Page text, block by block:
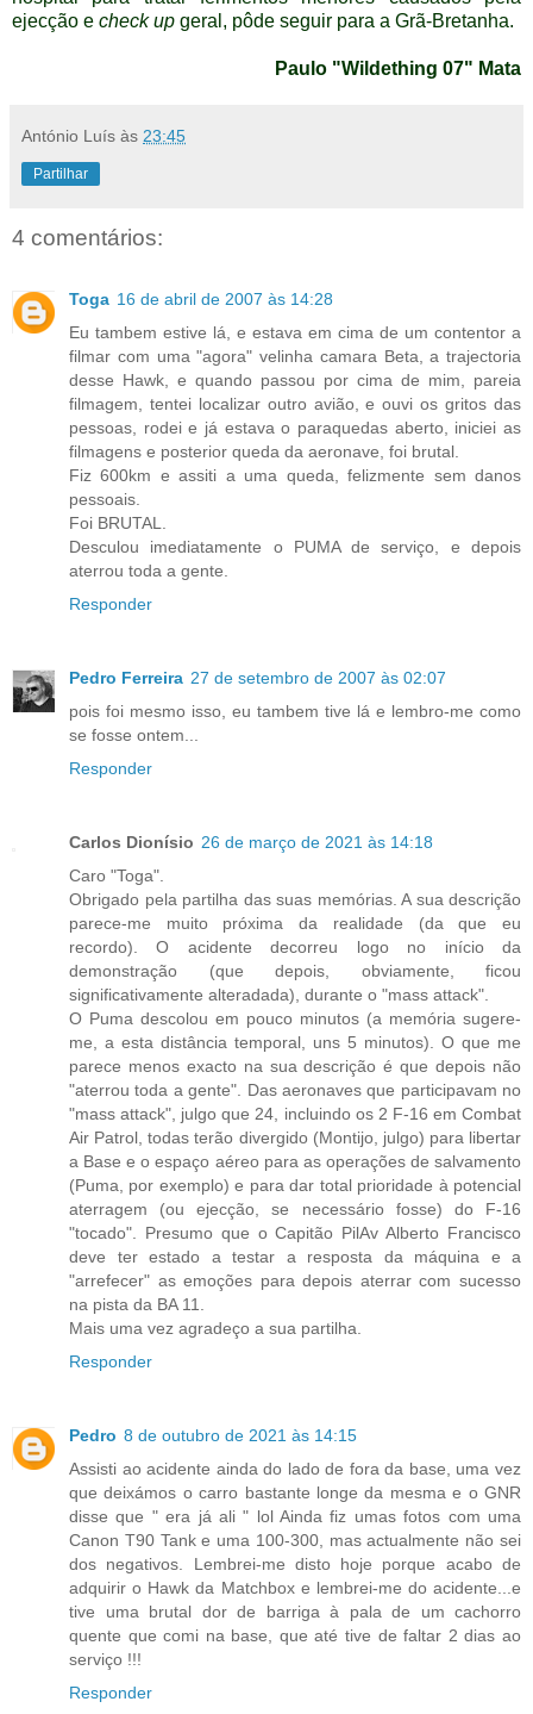
ejecção e check up geral, pôde seguir para a Grã-Bretanha.
Paulo "Wildething 07" Mata
António Luís às 23:45
Partilhar
4 comentários:
Toga 16 de abril de 2007 às 14:28
Eu tambem estive lá, e estava em cima de um contentor a
filmar com uma "agora" velinha camara Beta, a trajectoria
desse Hawk, e quando passou por cima de mim, pareia
filmagem, tentei localizar outro avião, e ouvi os gritos das
pessoas, rodei e já estava o paraquedas aberto, iniciei as
filmagens e posterior queda da aeronave, foi brutal.
Fiz 600km e assiti a uma queda, felizmente sem danos
pessoais.
Foi BRUTAL.
Desculou imediatamente o PUMA de serviço, e depois
aterrou toda a gente.
Responder
Pedro Ferreira 27 de setembro de 2007 às 02:07
pois foi mesmo isso, eu tambem tive lá e lembro-me como
se fosse ontem...
Responder
Carlos Dionísio 26 de março de 2021 às 14:18
Caro "Toga".
Obrigado pela partilha das suas memórias. A sua descrição
parece-me muito próxima da realidade (da que eu
recordo). O acidente decorreu logo no início da
demonstração (que depois, obviamente, ficou
significativamente alteradada), durante o "mass attack".
O Puma descolou em pouco minutos (a memória sugere-
me, a esta distância temporal, uns 5 minutos). O que me
parece menos exacto na sua descrição é que depois não
"aterrou toda a gente". Das aeronaves que participavam no
"mass attack", julgo que 24, incluindo os 2 F-16 em Combat
Air Patrol, todas terão divergido (Montijo, julgo) para libertar
a Base e o espaço aéreo para as operações de salvamento
(Puma, por exemplo) e para dar total prioridade à potencial
aterragem (ou ejecção, se necessário fosse) do F-16
"tocado". Presumo que o Capitão PilAv Alberto Francisco
deve ter estado a testar a resposta da máquina e a
"arrefecer" as emoções para depois aterrar com sucesso
na pista da BA 11.
Mais uma vez agradeço a sua partilha.
Responder
Pedro 8 de outubro de 2021 às 14:15
Assisti ao acidente ainda do lado de fora da base, uma vez
que deixámos o carro bastante longe da mesma e o GNR
disse que " era já ali " lol Ainda fiz umas fotos com uma
Canon T90 Tank e uma 100-300, mas actualmente não sei
dos negativos. Lembrei-me disto hoje porque acabo de
adquirir o Hawk da Matchbox e lembrei-me do acidente...e
tive uma brutal dor de barriga à pala de um cachorro
quente que comi na base, que até tive de faltar 2 dias ao
serviço !!!
Responder